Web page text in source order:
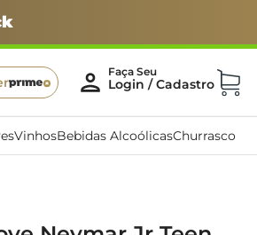
VinhosBebidas AlcoólicasChurrasco